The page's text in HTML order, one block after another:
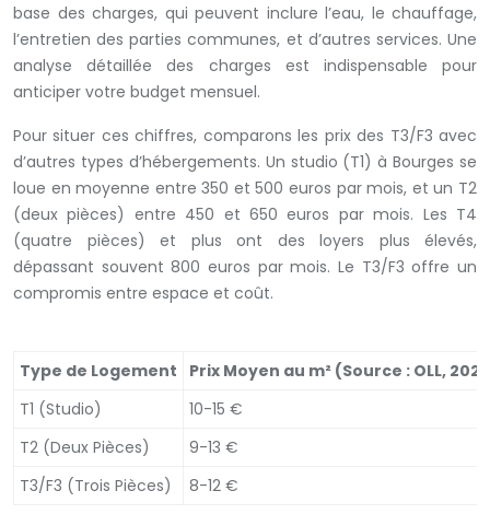
base des charges, qui peuvent inclure l’eau, le chauffage,
l’entretien des parties communes, et d’autres services. Une
analyse détaillée des charges est indispensable pour
anticiper votre budget mensuel.
Pour situer ces chiffres, comparons les prix des T3/F3 avec
d’autres types d’hébergements. Un studio (T1) à Bourges se
loue en moyenne entre 350 et 500 euros par mois, et un T2
(deux pièces) entre 450 et 650 euros par mois. Les T4
(quatre pièces) et plus ont des loyers plus élevés,
dépassant souvent 800 euros par mois. Le T3/F3 offre un
compromis entre espace et coût.
Type de Logement
Prix Moyen au m² (Source : OLL,
T1 (Studio)
10-15 €
T2 (Deux Pièces)
9-13 €
T3/F3 (Trois Pièces)
8-12 €